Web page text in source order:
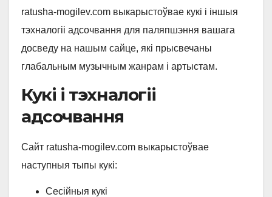
ratusha-mogilev.com выкарыстоўвае кукі і іншыя
тэхналогіі адсочвання для паляпшэння вашага
досведу на нашым сайце, які прысвечаны
глабальным музычным жанрам і артыстам.
Кукі і тэхналогіі
адсочвання
Сайт ratusha-mogilev.com выкарыстоўвае
наступныя тыпы кукі:
Сесійныя кукі